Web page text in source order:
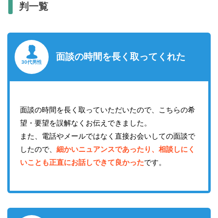
判一覧
30代男性
面談の時間を長く取ってくれた
面談の時間を長く取っていただいたので、こちらの希
望・要望を誤解なくお伝えできました。
また、電話やメールではなく直接お会いしての面談で
したので、 細かいニュアンスであったり、相談しにく
いことも正直にお話しできて良かったです。